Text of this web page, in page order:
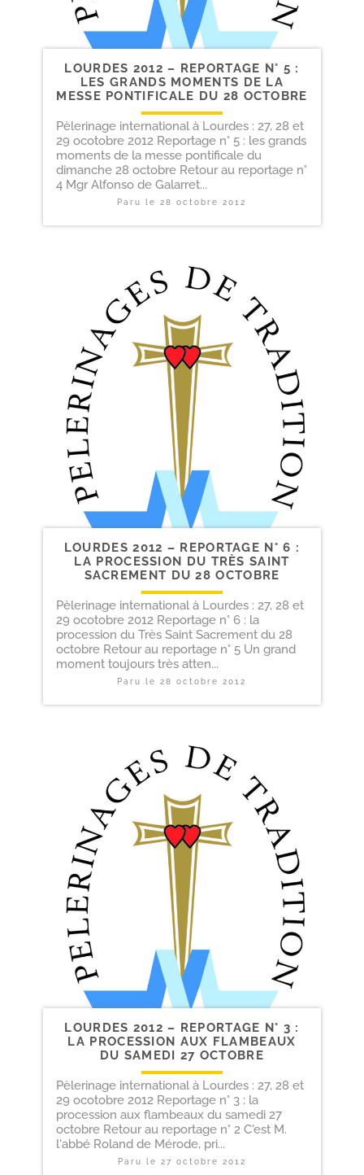
LOURDES 2012 – REPORTAGE N° 5 :
LES GRANDS MOMENTS DE LA
MESSE PONTIFICALE DU 28 OCTOBRE
Pèlerinage international à Lourdes : 27, 28 et
29 ocotobre 2012 Reportage n° 5 : les grands
moments de la messe pontificale du
dimanche 28 octobre Retour au reportage n°
4 Mgr Alfonso de Galarret...
Paru le28 octobre 2012
LOURDES 2012 – REPORTAGE N° 6 :
LA PROCESSION DU TRÈS SAINT
SACREMENT DU 28 OCTOBRE
Pèlerinage international à Lourdes : 27, 28 et
29 ocotobre 2012 Reportage n° 6 : la
procession du Très Saint Sacrement du 28
octobre Retour au reportage n° 5 Un grand
moment toujours très atten...
Paru le28 octobre 2012
LOURDES 2012 – REPORTAGE N° 3 :
LA PROCESSION AUX FLAMBEAUX
DU SAMEDI 27 OCTOBRE
Pèlerinage international à Lourdes : 27, 28 et
29 ocotobre 2012 Reportage n° 3 : la
procession aux flambeaux du samedi 27
octobre Retour au reportage n° 2 C'est M.
l'abbé Roland de Mérode, pri...
Paru le 27 octobre 2012